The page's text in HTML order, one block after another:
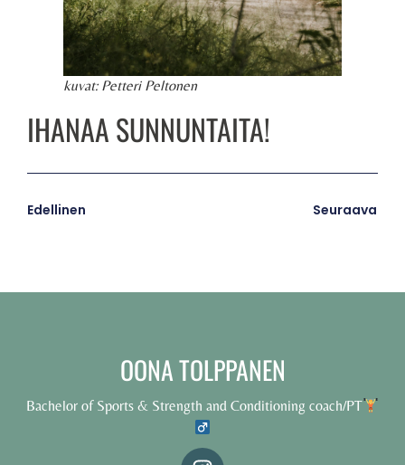
kuvat: Petteri Peltonen
IHANAA SUNNUNTAITA!
Edellinen Seuraava
OONA TOLPPANEN
Bachelor of Sports & Strength and Conditioning coach/PT